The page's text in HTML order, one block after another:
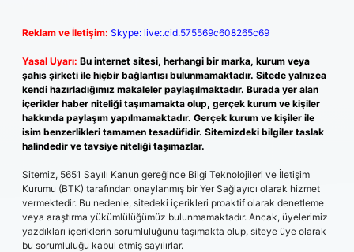
Reklam ve İletişim: Skype: live:.cid.575569c608265c69
Yasal Uyarı: Bu internet sitesi, herhangi bir marka, kurum veya
şahıs şirketi ile hiçbir bağlantısı bulunmamaktadır. Sitede yalnızca
kendi hazırladığımız makaleler paylaşılmaktadır. Burada yer alan
içerikler haber niteliği taşımamakta olup, gerçek kurum ve kişiler
hakkında paylaşım yapılmamaktadır. Gerçek kurum ve kişiler ile
isim benzerlikleri tamamen tesadüfidir. Sitemizdeki bilgiler taslak
halindedir ve tavsiye niteliği taşımazlar.
Sitemiz, 5651 Sayılı Kanun gereğince Bilgi Teknolojileri ve İletişim
Kurumu (BTK) tarafından onaylanmış bir Yer Sağlayıcı olarak hizmet
vermektedir. Bu nedenle, sitedeki içerikleri proaktif olarak denetleme
veya araştırma yükümlülüğümüz bulunmamaktadır. Ancak, üyelerimiz
yazdıkları içeriklerin sorumluluğunu taşımakta olup, siteye üye olarak
bu sorumluluğu kabul etmiş sayılırlar.